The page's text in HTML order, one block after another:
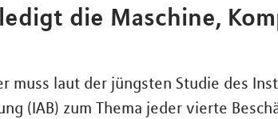
die Maschine,
muss laut der jüngsten Studie des
(IAB) zum Thema jeder vierte